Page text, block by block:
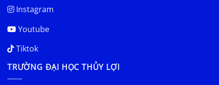
Instagram
Youtube
Tiktok
TRƯỜNG ĐẠI HỌC THỦY LỢI